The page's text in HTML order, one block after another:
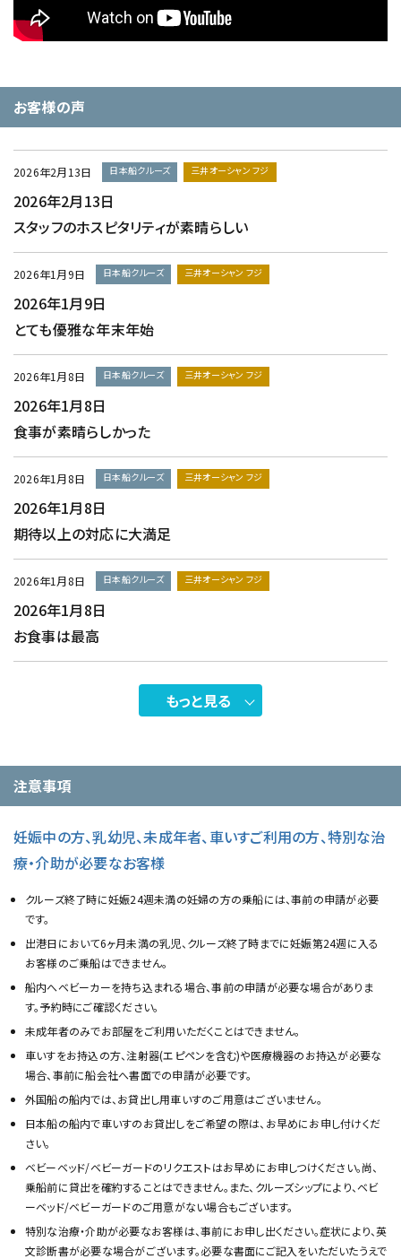
お客様の声
2026年2月13日 日本船クルーズ 三井オーシャン フジ
2026年2月13日
スタッフのホスピタリティが素晴らしい
2026年1月9日 日本船クルーズ 三井オーシャン フジ
2026年1月9日
とても優雅な年末年始
2026年1月8日 日本船クルーズ 三井オーシャン フジ
2026年1月8日
食事が素晴らしかった
2026年1月8日 日本船クルーズ 三井オーシャン フジ
2026年1月8日
期待以上の対応に大満足
2026年1月8日 日本船クルーズ 三井オーシャン フジ
2026年1月8日
お食事は最高
もっと見る
注意事項
妊娠中の方、乳幼児、未成年者、車いすご利用の方、特別な治
療・介助が必要なお客様
クルーズ終了時に妊娠24週未満の妊婦の方の乗船には、事前の申請が必要
です。
出港日において6ヶ月未満の乳児、クルーズ終了時までに妊娠第24週に入る
お客様のご乗船はできません。
船内へベビーカーを持ち込まれる場合、事前の申請が必要な場合がありま
す。予約時にご確認ください。
未成年者のみでお部屋をご利用いただくことはできません。
車いすをお持込の方、注射器(エピペンを含む)や医療機器のお持込が必要な
場合、事前に船会社へ書面での申請が必要です。
外国船の船内では、お貸出し用車いすのご用意はございません。
日本船の船内で車いすのお貸出しをご希望の際は、お早めにお申し付けくだ
さい。
ベビーベッド/ベビーガードのリクエストはお早めにお申しつけください。尚、
乗船前に貸出を確約することはできません。また、クルーズシップにより、ベビ
ーベッド/ベビーガードのご用意がない場合もございます。
特別な治療・介助が必要なお客様は、事前にお申し出ください。症状により、英
文診断書が必要な場合がございます。必要な書面にご記入をいただいたうえで